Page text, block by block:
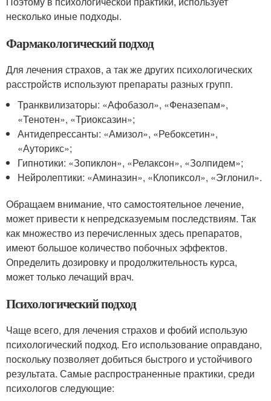
несколько иные подходы.
Фармакологический подход
Для лечения страхов, а так же других психологических
расстройств используют препараты разных групп.
Транквилизаторы: «Афобазол», «Феназепам»,
«Тенотен», «Триоксазин»;
Антидепрессанты: «Амизол», «Ребоксетин»,
«Ауторикс»;
Гипнотики: «Зопиклон», «Релаксон», «Золпидем»;
Нейролептики: «Аминазин», «Клопиксол», «Эглонил».
Обращаем внимание, что самостоятельное лечение,
может привести к непредсказуемым последствиям. Так
как множество из перечисленных здесь препаратов,
имеют большое количество побочных эффектов.
Определить дозировку и продолжительность курса,
может только лечащий врач.
Психологический подход
Чаще всего, для лечения страхов и фобий использую
психологический подход. Его использование оправдано,
поскольку позволяет добиться быстрого и устойчивого
результата. Самые распространенные практики, среди
психологов следующие: